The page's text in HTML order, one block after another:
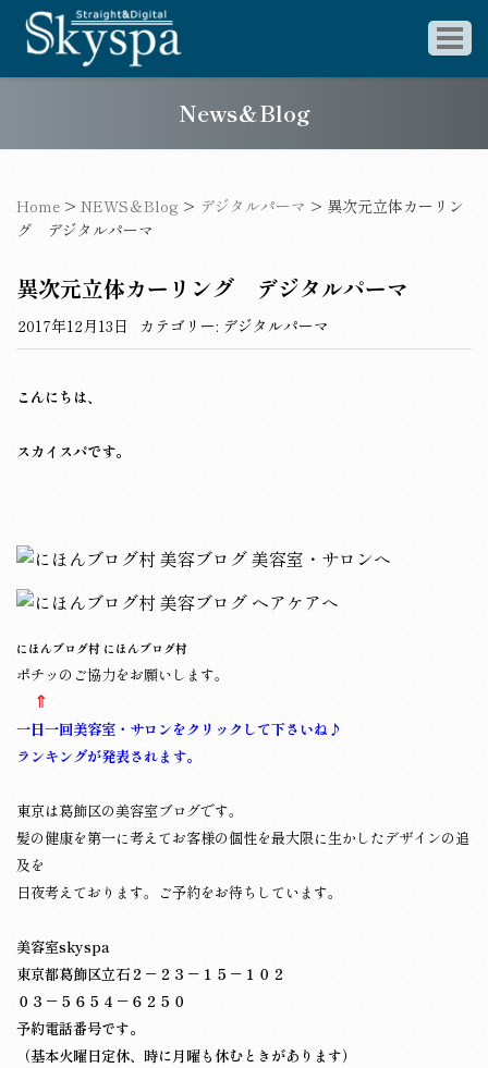
News＆Blog
Home > NEWS＆Blog > デジタルパーマ > 異次元立体カーリン
グ デジタルパーマ
異次元立体カーリング デジタルパーマ
2017年12月13日 カテゴリー: デジタルパーマ
こんにちは、
スカイスパです。
にほんブログ村 にほんブログ村
ポチッのご協力をお願いします。
⇑
一日一回美容室・サロンをクリックして下さいね♪
ランキングが発表されます。
東京は葛飾区の美容室ブログです。
髪の健康を第一に考えてお客様の個性を最大限に生かしたデザインの追
及を
日夜考えております。
ご予約をお待ちしています。
美容室skyspa
東京都葛飾区立石２－２３－１５－１０２
０３－５６５４－６２５０
予約電話番号です。
（基本火曜日定休、時に月曜も休むときがあります）